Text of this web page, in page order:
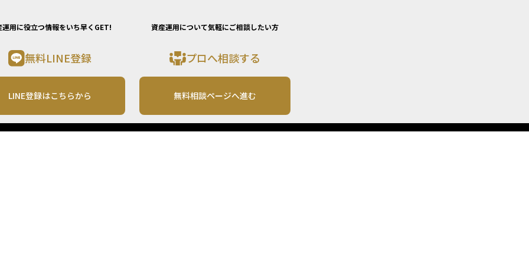
運用に役立つ情報をいち早くGET!
無料LINE登録
LINE登録はこちらから
資産運用について気軽にご相談したい方
プロへ相談する
無料相談ページへ進む